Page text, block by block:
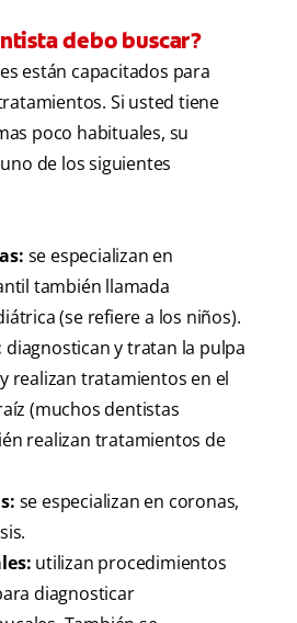
debo buscar?
están capacitados para
Si usted tiene
poco habituales, su
de los siguientes
se especializan en
también llamada
(se refiere a los niños).
diagnostican y tratan la pulpa
realizan tratamientos en el
(muchos dentistas
realizan tratamientos de
se especializan en coronas,
utilizan procedimientos
diagnosticar